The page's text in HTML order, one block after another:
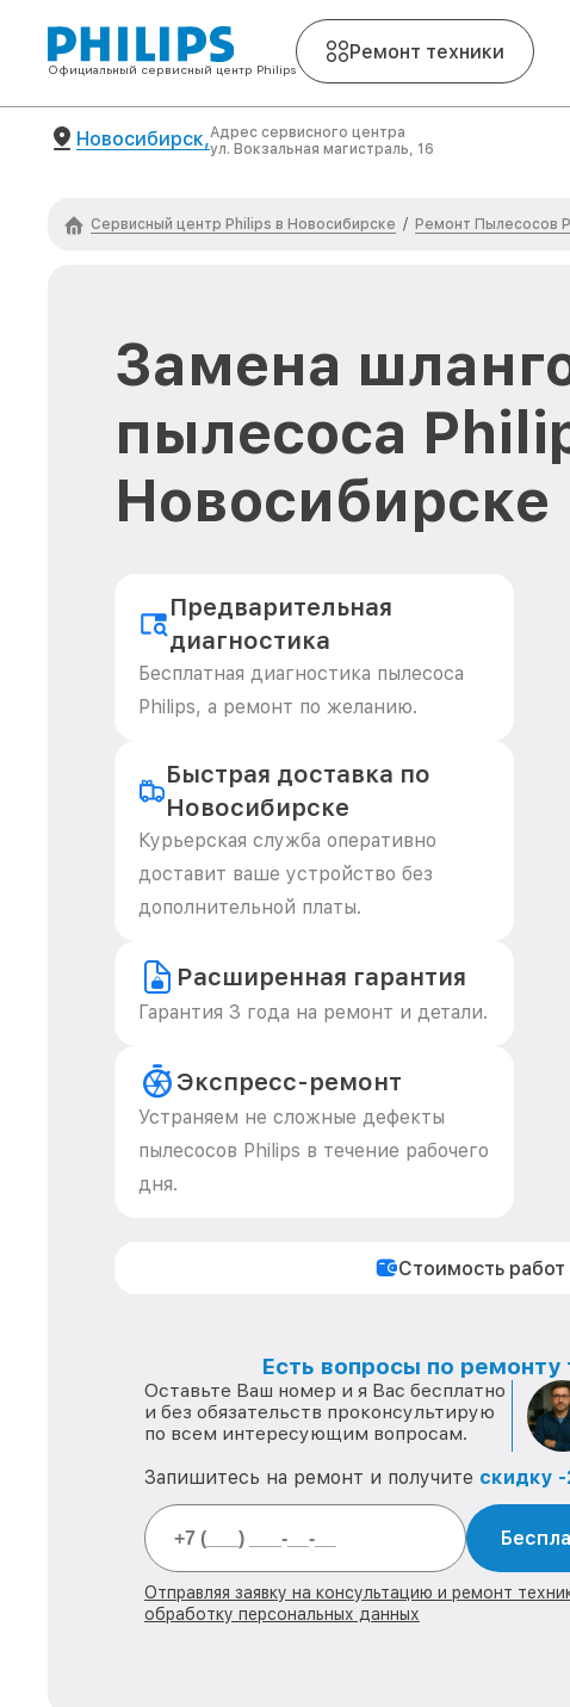
Официальный сервисный центр Philips
Ремонт техники
Новосибирск,Адрес сервисного центра
ул. Вокзальная магистраль, 16
Сервисный центр Philips в Новосибирске / Ремонт Пылесосов
Замена
пылесоса
Новосибирске
Предварительная
диагностика
Бесплатная диагностика пылесоса
Philips, а ремонт по желанию.
Быстрая доставка по
Новосибирске
Курьерская служба оперативно
доставит ваше устройство без
дополнительной платы.
Расширенная гарантия
Гарантия 3 года на ремонт и детали.
Экспресс-ремонт
Устраняем не сложные дефекты
пылесосов Philips в течение рабочего
дня.
Стоимость работ
Есть вопросы по ремонту
Оставьте Ваш номер и я Вас бесплатно
и без обязательств проконсультирую
по всем интересующим вопросам.
Запишитесь на ремонт и получите скидку -
Отправляя заявку на консультацию и ремонт
обработку персональных данных